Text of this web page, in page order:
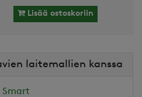
Lisää ostoskoriin
laitemallien kanssa
Smart